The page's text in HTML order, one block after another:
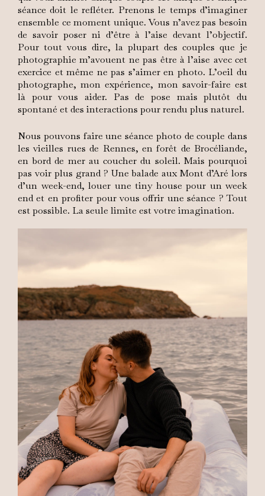
séance doit le refléter. Prenons le temps d’imaginer
ensemble ce moment unique. Vous n’avez pas besoin
de savoir poser ni d’être à l’aise devant l’objectif.
Pour tout vous dire, la plupart des couples que je
photographie m’avouent ne pas être à l’aise avec cet
exercice et même ne pas s’aimer en photo. L’oeil du
photographe, mon expérience, mon savoir-faire est
là pour vous aider. Pas de pose mais plutôt du
spontané et des interactions pour rendu plus naturel.
Nous pouvons faire une séance photo de couple dans
les vieilles rues de Rennes, en forêt de Brocéliande,
en bord de mer au coucher du soleil. Mais pourquoi
pas voir plus grand ? Une balade aux Mont d’Aré lors
d’un week-end, louer une tiny house pour un week
end et en profiter pour vous offrir une séance ? Tout
est possible. La seule limite est votre imagination.